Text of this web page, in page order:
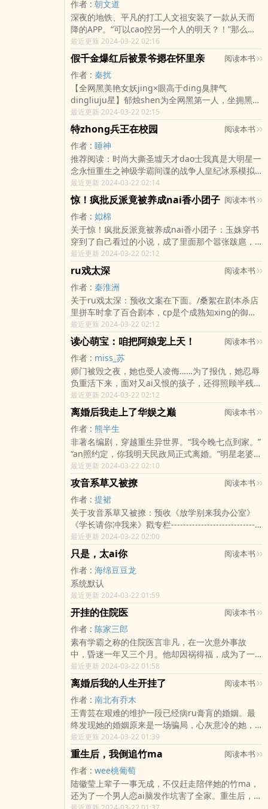
都还是未知数。
作者 : 朝文道
深夜的地铁、平凡的打工人文祖安装了一款从天而
降的APP。“可以cao控另一个人的明天？！”那么明
天开始、自己喜欢的人自然每天如“锦鲤附shen”、
讨厌的人只能委屈你“天天水逆”，顺便“兑现”下自己
的桃花运。但有的事、暗中便已标好了价格，原来
并不是只有自己拥有了这个能力。一场“你不一定要
死、但我必须活”的暗战、就此展开……
最近更新 2024-03-22 02:16
假千金爆红后被景爷摁在怀里亲 阅读本书
作者 : 秦扰
【全网黑美艳女妖jing×眼高于ding臭脾气
dingliuju星】郁烛shen为全网黑第一人，坐拥黑粉
百万。只因在机场偶遇dingliuju星景沿时，多看了
一眼他手腕上那块世界名表，又又又被骂上了re
搜。……郁烛参加恋综，景沿也来了，直播间满弹幕
飞抵制郁烛，叫她gun出恋综！结果，恋综第一天
嘉宾们zuo任务，景沿抛弃了自己的搭档，出现在郁
烛面前：“借你用一下。”事后，臭脾气的景沿拿着手
机照片走人。郁烛：“……”合着她就是一工ju人！
——后来，郁烛心ai的黑宝石被景沿磨成了小黑宝
石，串成了一条jing致的脚链。景沿把小黑宝石脚链
送给她后，“郁烛，现在定qing信物也有了，打算什
么时候和我结婚？”＃这世界光景万千，不如你一盏
烛光。＃
最近更新 2024-03-22 02:15
特zhong兵王在校园 阅读本书
作者 : 睡神
推荐阅读：时尚大撕圣墟天才dao士我真是大明星一
念永恒重生之神级学霸间谍的战争人皇纪冰系模拟
师特zhong兵王在校园最新章节第605章：终于归来
第604章：“无耻”的偷听第603章：反复无常的江思
甜第602章：罪大恶极的人第601章：说者有心听者
有意第600章：苏醒第599章：真正的死讯第598
章：心灵感应第597章：地下水dao《特zhong兵王
在校园》正文第001章：sai牙看戏第002章：坟tou
草一米高第003章：小姐约吗第004章：ying盘外的
美女第005章：我这是chu男脸第006章：赔偿以
shen相许第007章：室友丁鹏飞第008章：你就是一
颗地雷第009章：夺命连环Call第010章：回忆之退
役上学第011章：怎么是你第012章：系花撞校花第
013章：我要请假第014章：哭穷第015章：特别行
动小组第016章：包办未婚妻第017章：营救行动第
018章：男人最专一第019章：面对质问第020章：
赔礼dao歉第021章：受辱第022章：秦格韵的追求
者第023章：认输第024章：误会第025章：见se起
意第026章：一见钟qing第027章：冰释前嫌第028
章：qing圣孙乾第029章：必须要钱第030章：不安
分要守己第031章：未婚妻找上门第032章：听话才
有钱第033章：作死的人儿第034章：该死的鬼第
035章：卖shen第036章：同学聚会第037章：气氛
不对第038章：jing英大队第039章：我是gan什么
的第040章：大人物和前男友第041章：有没有问过
我第042章：教训伪君子第043章：不欢而散第044
章：kou是心非第045章：真男人的初恋第046章：
wei藉心灵第047章：点名负责人第048章：讨价还
价第049章：回到基地第050章：不和谐的小组成员
第051章：不愉快的基地生活第052章：挑事儿jing
第053章：神侃第054章：手机第055章：晚自习第
056章：又土又博学第057章：jin张的秦大系花第
058章：可是我有主儿了第059章：你会离开我吗第
060章：被迫报名第061章：被bi无奈第062章：yin
魂不散第063章：故意冤枉第064章：初吻的感觉第
065章：公私分明第066章：真男人的父母第067
章：又被bi婚第068章：请求还是命令第069章：男
人女人论第070章：两个人的巧克力第071章：qing
侣运动装第072章：声势浩大第073章：比赛规则第
074章：zhong子选手第075章：污到天荒地老第
076章：最有效的鼓励第077章：完美的投篮第078
章：拙劣的投篮第079章：最幸运的后补球员第080
章：yin谋揭穿第081章：秦格韵的挑衅第082章：损
人水平第083章：欢喜冤家第084章：将要袭来的报
复第085章：姓季的室友第086章：打退堂鼓第087
章：怂恿表白第088章：还算是圆满第089章：蓝飞
鸿的烦恼第090章：警察署长的请求第091章：张岚
心受辱第092章：千钧一发第093章：掷杯游戏第
094章：亲爹打儿子第095章：帮忙善后之事第096
章：幸福的早餐第097章：硝烟四起第098章：正式
比赛规则第099章：拉开帷幕第100章：初战告捷第
101章：秦格韵的信誉卡第102章：jin急召回第103
章：联合调查专案组第104章：新室友到来第105
章：姐弟重逢第106章：林牧与林乔第107章：林牧
表面上的shen世第108章：生离死别第109章：初见
最近更新 2024-03-22 02:14
惊！疯批反派竟被养成nai香小团子 阅读本书
作者 : 姒棉
关于惊！疯批反派竟被养成nai香小团子：玉姝穿书
穿到了自己看过的小说，成了里面那个嚣张跋扈，
无脑的反派亲妈。她瞅了下ting着的肚子和床边还
是小娃娃的反派，心里复杂的很。好在穿书前两天
意外有了个空间，里tou采买了一大堆东西，回去是
不可能了，她心里给自己打个气，决定努力zhong
田养崽崽～只是那个原本断tui回来然后会失踪的丈
夫，你看着我作甚！
最近更新 2024-03-22 02:12
ru戏太深 阅读本书
作者 : 秦淮洲
关于ru戏太深：预收文案在下面。/桑絮在剧本杀店
里拼车时拿了百合剧本，cp是个成熟知xing的御
姐。她们互守秘密，丧尽天良，合作愉快。但最后
关tou桑絮把人家卖了。裴思渡：“？”桑絮没心没
肺：“抱歉，任务需要。”*周一上班，总部调来的新
总监姓裴，一shen职业装优雅冷艳，似笑非笑：“桑
小姐，别来无恙。”桑絮仿佛被雷劈中：辞职还来得
及吗？聚餐时领导喝醉，桑絮被迫送她回家。楼dao
里，对方环住她脖颈：“你说对我一见钟qing，永远
都不会负我。
最近更新 2024-03-22 02:12
读心萌宝：咱把阿娘宠上天！ 阅读本书
作者 : miss_苏
师门被毁之夜，她也受人凌侮……为了报仇，她忍辱
负重活下来，面对又ai又恨的孩子，还得照顾半残人
士的师叔……她以为她的人生完dan了，孰料她崽甜
萌孝顺会读心，她师叔ma甲大佬还自带空间。她一
不小心被宠上了天！只是，她崽怎么越长越像她师
叔了？[ma甲版]穿成废柴的叶青鸾，就gan了一件
有意义的事儿——在山下的死人堆里扒拉出来一个
小孩儿，给背上山了。这小孩儿不会说话，不会走
路，还什么都不记得了。她real满意，终于又找到一
条比她还废的废柴啦！可是，哎？他怎么摇shen变
成了高高在上的他？[腹黑版]她给自己捡回来的小
弟，孰料被师父看中，抢先收为他的师弟，结果摇
shen一变成了她师叔！她：师叔请谨守师门规矩，
非礼勿视，非礼勿动！他：我怎么才能不当你师
叔？她：师父成命，师门规矩森严，你改不了了~
他：那我杀了你师父，然后再毁了这山月门……如
何？[大佬版]想当喜娘子？我把你客户的命定qing
缘都摆在你面前，照着找就行。想破奇案？我替你
人挡杀人，佛挡杀佛！想走上朝堂？握我的手，我
让这朝堂上下全都跪倒在你面前！想终shen不
嫁？……那不行！至少，你得让我守在你shen边。
[空间版]她：啊啊啊，好想嗑瓜子儿啊！（明朝以后
才有的）他：现在炒。她：啊啊啊，好想吃宫保ji丁
啊！（唐朝没辣椒，没炒锅，没花生）他：zuo好
了。她：……汉堡？他：新作rou夹馍，你尝。她：
fei宅水？！他：给。她掀桌：快点说，你还有什么
好东西瞒着我？他：先吃了我，以后你想吃什么都
给你整。[捡小孩版]师叔：我是她从山下死人堆里捡
的。祆正：我也是！我是她从西市nu隶堆里捡的。
崔郎：我也是……被她从鬼门关前捡回来一条命。沐
儿：我也！众：？？？沐儿：我阿娘说我是她从垃
圾堆捡回来的！众：……
最近更新 2024-03-22 02:12
离婚后我走上了华娱之巅 阅读本书
作者 : 熊半生
非著名编剧，穿越重生异世界。“我今晚七点到家。”
“an照约定，你我明天民政局正式离婚。”明星老婆电
话挂断，池默深呼xi一kou气：真香定律，这辈子都
不可能！PS：开局立项影视剧，三章婚离不墨迹，
自备纸巾，欢迎各路dao友大驾光临！
最近更新 2024-03-22 02:10
攻音系草又被撩 阅读本书
作者 : 提裙
关于攻音系草又被撩：预收《放学别来我办公室》
《学长请你冲我来》戳专栏------------------------------
-----【本文文案】大三上学期伊始，孟居邻床来了个
新面孔。tui长腰细深锁骨，肤白貌美九toushen，
长得活像他曾an照自己审美定制的那款bjd娃娃。终
ri美se在畔，孟居实在忍不住偶尔欣赏两眼，在“玩
偶成jing”的超真实感官下默念：21世纪高知青年，
不信谣，不传谣。后来他又亲眼见美人室友穿着连
帽运动装站在拳台
最近更新 2024-03-22 02:00
只是，太ai你 阅读本书
作者 : 海绵豆豆龙
系统默认
最近更新 2024-03-22 01:59
开挂的住院医 阅读本书
作者 : 陈家三郎
素有学霸之称的住院医言非凡，在一次意外事故
中，昏迷一年又三个月。他却因祸得福，成为了一
个开挂的学习天才，踏上了通往医学巅峰的dao
路……PS.等更的书友可点阅完本jing品老书《妙手心
医》、《广告界天王》。
最近更新 2024-03-22 01:58
离婚后我的人生开挂了 阅读本书
作者 : 南北有乔木
王青芸在艰难的维护一段已经病ru膏肓的婚姻。最
终发现她的婚姻原来是一场骗局，心灰意冷的她，
终于下定决心，结束了这段让她痛不yu生的婚姻。
找回了迷失的自己，实现了自己的人生理想成为了
著名的作家，并遇到了三观相合，志趣相投的另一
半江枫，走上人生巅峰。
最近更新 2024-03-22 01:39
重生后，我倒追竹ma 阅读本书
作者 : wee桃葡萄
陆徽莹上辈子一事无成，不仅赶走陪伴她的竹ma，
还为了一个男人恋ai脑发作坑害了全家。重生后，她